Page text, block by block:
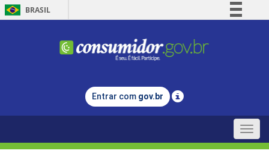
BRASIL
Comunica BR
Legislação
Entrar com gov.br
Toggle